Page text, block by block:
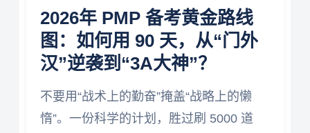
2026年 PMP 备考黄金路线
图：如何用 90 天，从“门外
汉”逆袭到“3A大神”？
不要用“战术上的勤奋”掩盖“战略上的懒
惰”。一份科学的计划，胜过刷 5000 道